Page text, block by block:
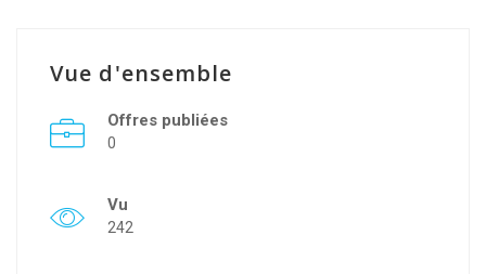
Vue d'ensemble
Offres publiées
0
Vu
242